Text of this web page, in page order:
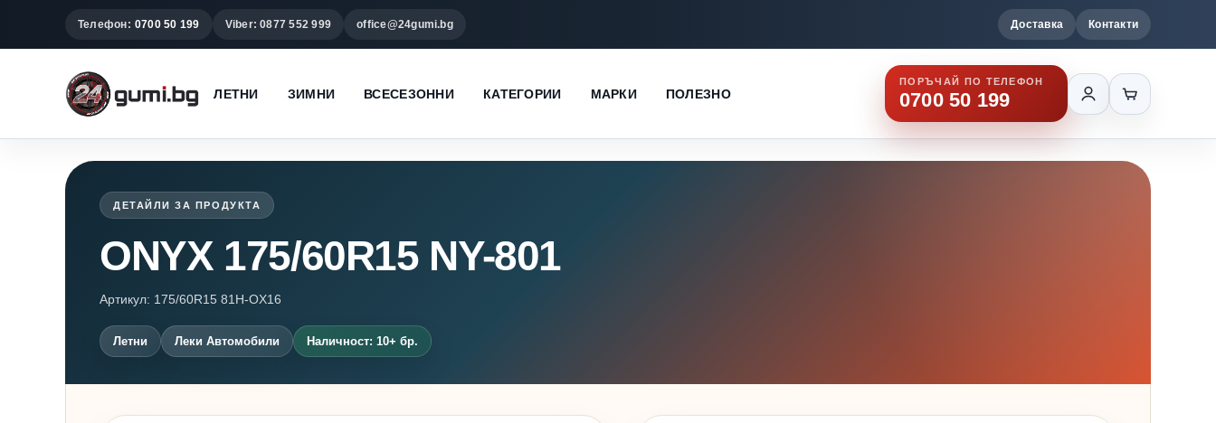
Телефон: 0700 50 199 Viber: 0877 552 999 office@24gumi.bg Доставка Контакти
ЛЕТНИ ЗИМНИ ВСЕСЕЗОННИ КАТЕГОРИИ МАРКИ ПОЛЕЗНО
ПОРЪЧАЙ ПО ТЕЛЕФОН
0700 50 199
ДЕТАЙЛИ ЗА ПРОДУКТА
ONYX 175/60R15 NY-801
Артикул: 175/60R15 81H-OX16
Летни Леки Автомобили Наличност: 10+ бр.